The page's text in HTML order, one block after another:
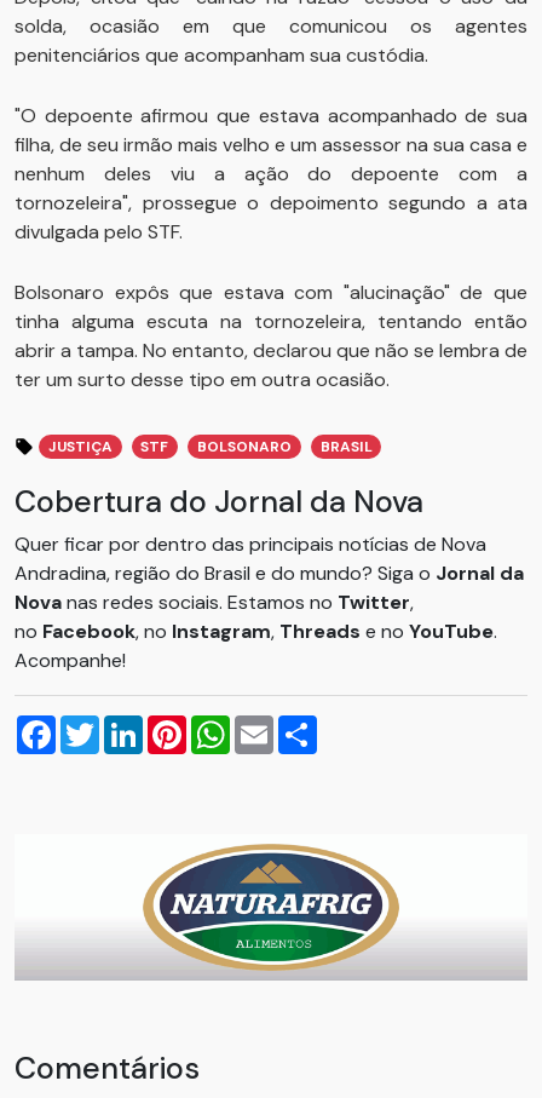
solda, ocasião em que comunicou os agentes
penitenciários que acompanham sua custódia.
"O depoente afirmou que estava acompanhado de sua
filha, de seu irmão mais velho e um assessor na sua casa e
nenhum deles viu a ação do depoente com a
tornozeleira", prossegue o depoimento segundo a ata
divulgada pelo STF.
Bolsonaro expôs que estava com "alucinação" de que
tinha alguma escuta na tornozeleira, tentando então
abrir a tampa. No entanto, declarou que não se lembra de
ter um surto desse tipo em outra ocasião.
JUSTIÇA STF BOLSONARO BRASIL
Cobertura do Jornal da Nova
Quer ficar por dentro das principais notícias de Nova
Andradina, região do Brasil e do mundo? Siga o Jornal da
Novanas redes sociais. Estamos no Twitter,
no Facebook, no Instagram, Threads e no YouTube.
Acompanhe!
Facebook
TwitterLinkedInPinterestWhatsApp
Email
Comentários